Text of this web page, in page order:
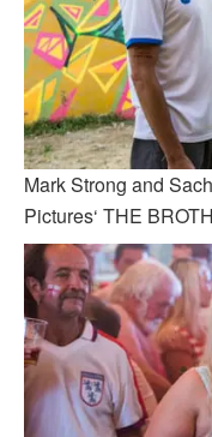
Mark Strong and
Pictures‘ THE